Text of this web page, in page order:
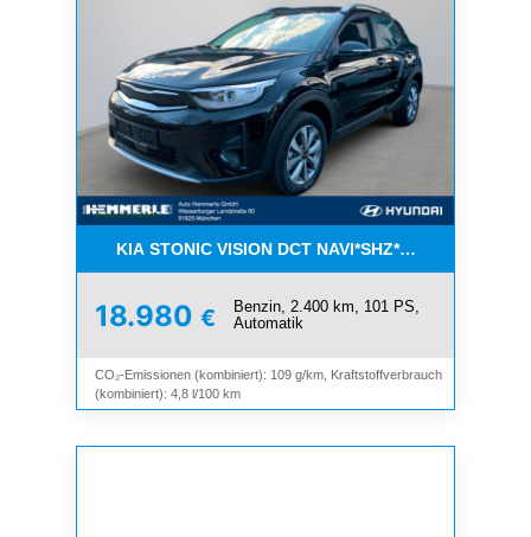
KIA STONIC VISION DCT
18.980 €
Benzin, 2.400 km, 101 PS,
Automatik
CO₂-Emissionen (kombiniert): 109 g/km, Kraftstoffverbrauch
(kombiniert): 4,8 l/100 km